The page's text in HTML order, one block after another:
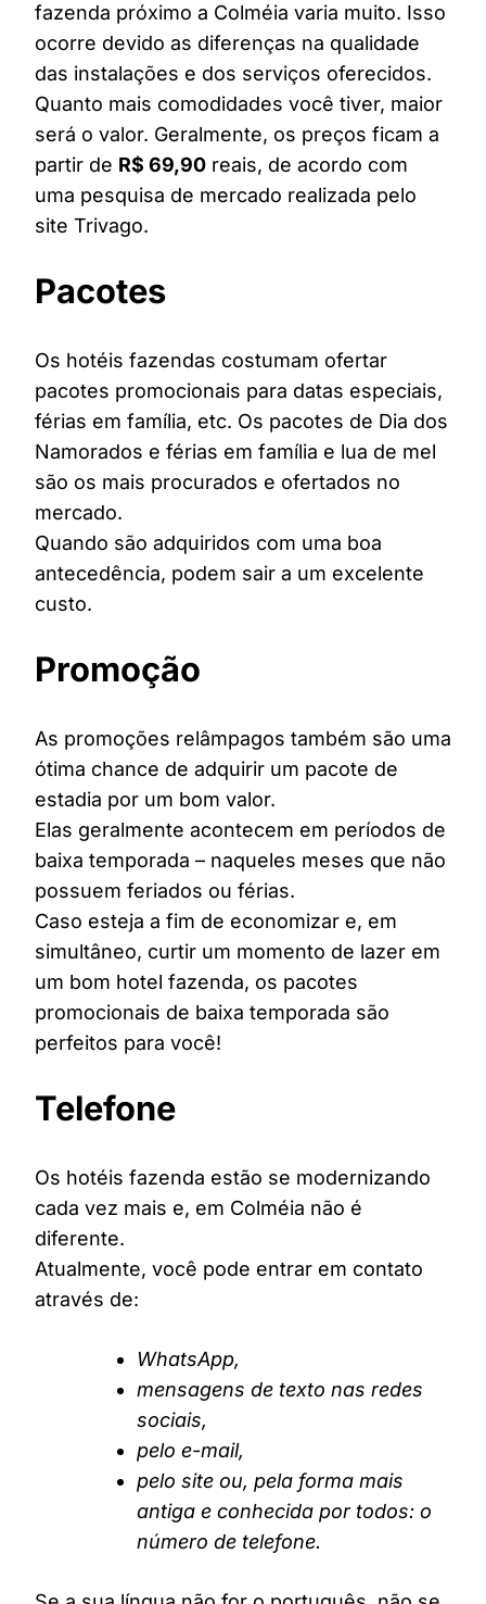
fazenda próximo a Colméia varia muito. Isso
ocorre devido as diferenças na qualidade
das instalações e dos serviços oferecidos.
Quanto mais comodidades você tiver, maior
será o valor. Geralmente, os preços ficam a
partir de R$ 69,90 reais, de acordo com
uma pesquisa de mercado realizada pelo
site Trivago.
Pacotes
Os hotéis fazendas costumam ofertar
pacotes promocionais para datas especiais,
férias em família, etc. Os pacotes de Dia dos
Namorados e férias em família e lua de mel
são os mais procurados e ofertados no
mercado.
Quando são adquiridos com uma boa
antecedência, podem sair a um excelente
custo.
Promoção
As promoções relâmpagos também são uma
ótima chance de adquirir um pacote de
estadia por um bom valor.
Elas geralmente acontecem em períodos de
baixa temporada – naqueles meses que não
possuem feriados ou férias.
Caso esteja a fim de economizar e, em
simultâneo, curtir um momento de lazer em
um bom hotel fazenda, os pacotes
promocionais de baixa temporada são
perfeitos para você!
Telefone
Os hotéis fazenda estão se modernizando
cada vez mais e, em Colméia não é
diferente.
Atualmente, você pode entrar em contato
através de:
WhatsApp,
mensagens de texto nas redes
sociais,
pelo e-mail,
pelo site ou, pela forma mais
antiga e conhecida por todos: o
número de telefone.